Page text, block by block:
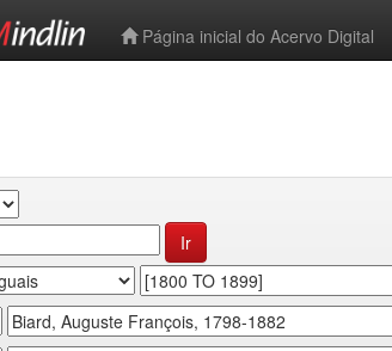
Página inicial do Acervo Digital